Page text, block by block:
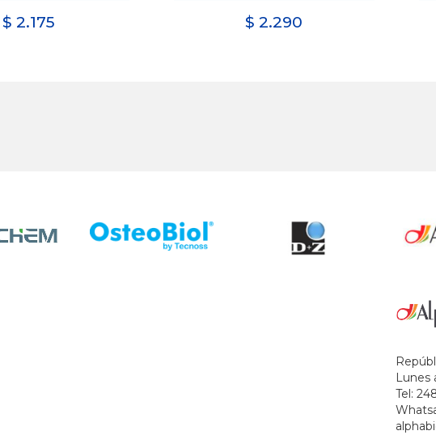
$ 2.175 $2.290
Lunes
Tel: